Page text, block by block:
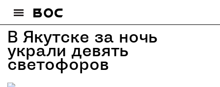
В Якутске за ночь
украли девять
светофоров